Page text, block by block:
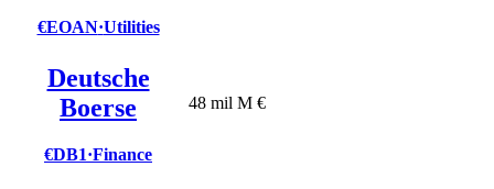
€EOAN·Utilities
Deutsche
Boerse
€DB1·Finance
48 mil M €